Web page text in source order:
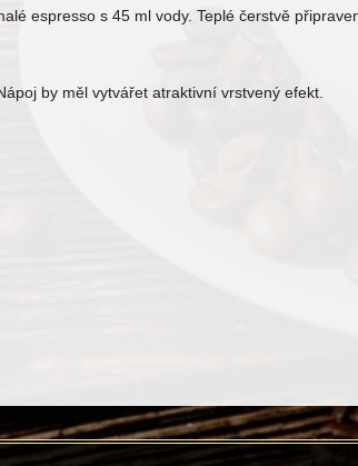
espresso s 45 ml vody. Teplé čerstvě
by měl vytvářet atraktivní vrstvený efekt.